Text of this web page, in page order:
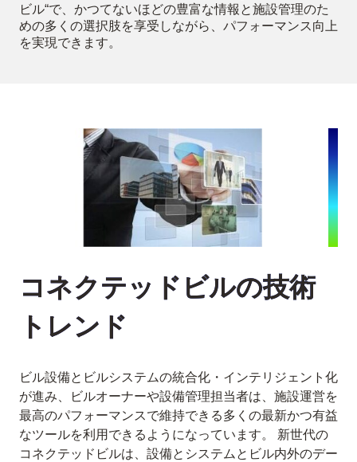
ビル“で、かつてないほどの豊富な情報と施設管理のた
めの多くの選択肢を享受しながら、パフォーマンス向上
を実現できます。
コネクテッドビルの技術
トレンド
ビル設備とビルシステムの統合化・インテリジェント化
が進み、ビルオーナーや設備管理担当者は、施設運営を
最高のパフォーマンスで維持できる多くの最新かつ有益
なツールを利用できるようになっています。 新世代の
コネクテッドビルは、設備とシステムとビル内外のデー